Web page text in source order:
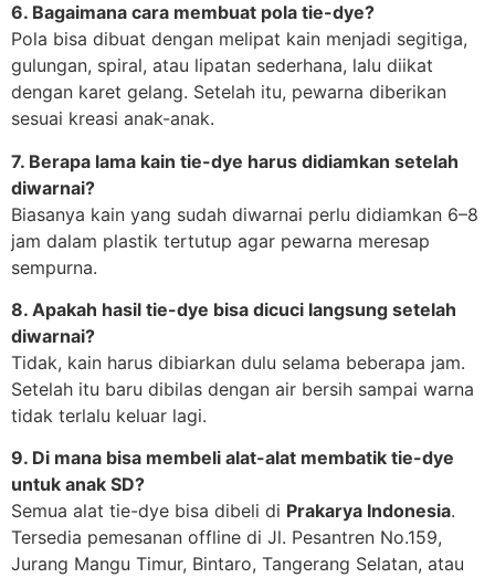
6. Bagaimana cara membuat pola tie-dye?
Pola bisa dibuat dengan melipat kain menjadi segitiga,
gulungan, spiral, atau lipatan sederhana, lalu diikat
dengan karet gelang. Setelah itu, pewarna diberikan
sesuai kreasi anak-anak.
7. Berapa lama kain tie-dye harus didiamkan setelah
diwarnai?
Biasanya kain yang sudah diwarnai perlu didiamkan 6–8
jam dalam plastik tertutup agar pewarna meresap
sempurna.
8. Apakah hasil tie-dye bisa dicuci langsung setelah
diwarnai?
Tidak, kain harus dibiarkan dulu selama beberapa jam.
Setelah itu baru dibilas dengan air bersih sampai warna
tidak terlalu keluar lagi.
9. Di mana bisa membeli alat-alat membatik tie-dye
untuk anak SD?
Semua alat tie-dye bisa dibeli di Prakarya Indonesia.
Tersedia pemesanan offline di Jl. Pesantren No.159,
Jurang Mangu Timur, Bintaro, Tangerang Selatan, atau